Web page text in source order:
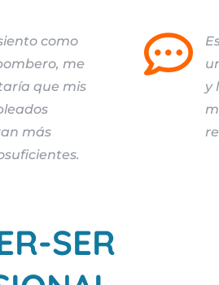
como
me
que mis
más

y
SER